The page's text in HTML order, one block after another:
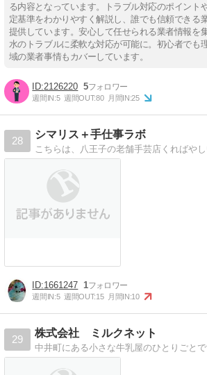
る内容となっています。トラブル対応のポイント
定基準をわかりやすく解説し、誰でも信頼できる
提供しています。安心して任せられる業者情報を
水のトラブルに柔軟な対応が可能に。初心者でも
域の業者事情もカバーしています。
2126220 5
週間IN:5 週間OUT:80 月間IN:25
28
シマリス＋手仕事ラボ
1661247 1
週間IN:5 週間OUT:15 月間IN:10
29
株式会社 ミルクネット
中井町にある小さな牛乳屋のひとりごと